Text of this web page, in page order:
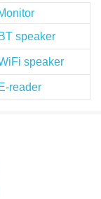
BT speaker
speaker
E-reader